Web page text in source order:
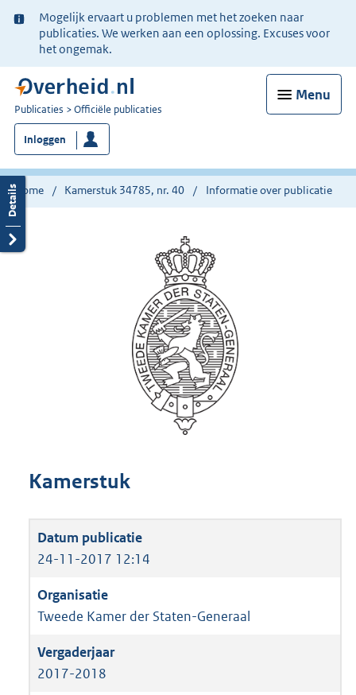
Ter
informatie:
Mogelijk ervaart u problemen met het zoeken naar
publicaties. We werken aan een oplossing. Excuses voor
het ongemak.
Menu
U
bent
nu
hier:
Publicaties Officiële publicaties
Inloggen
Home Kamerstuk 34785, nr. 40 Informatie over publicatie
Kamerstuk
24-11-2017 12:14
Tweede Kamer der Staten-Generaal
2017-2018